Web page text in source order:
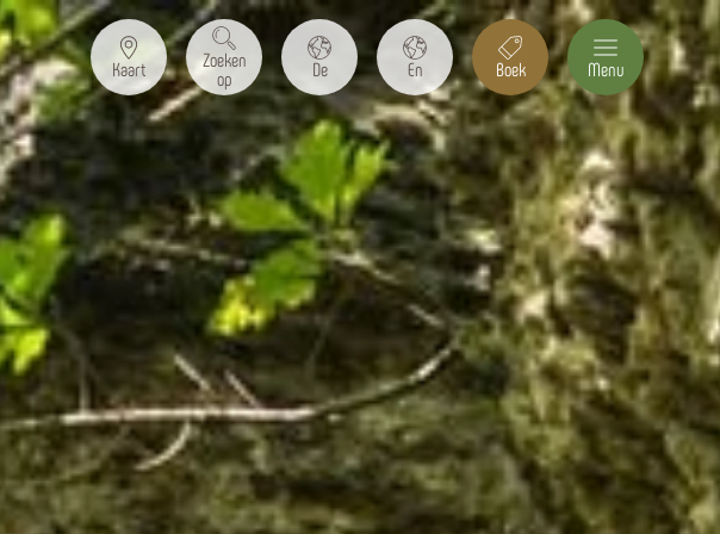
Kaart
Zoeken
op
De En Boek Menu